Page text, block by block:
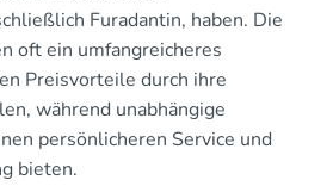
Furadantin, haben. Die
oft ein umfangreicheres
Preisvorteile durch ihre
während unabhängige
persönlicheren Service und
bieten.